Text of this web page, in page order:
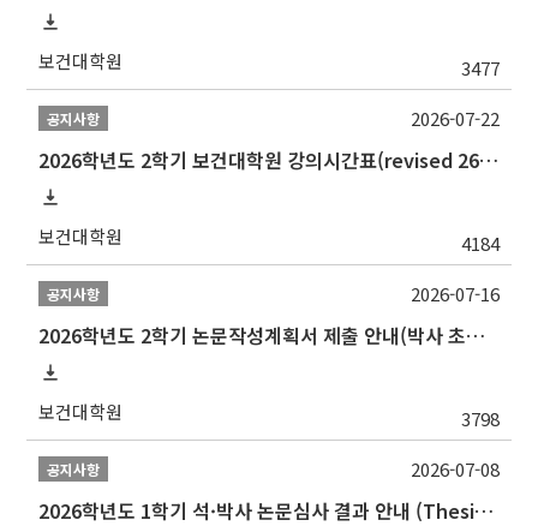
보건대학원 3477
공지사항
2026학년도 2학기 보건대학원 강의시간표(revised 260803)(2026 2nd SEMESTER SNU GSPH TIMETABLE)
보건대학원 4184
2026-07-22
공지사항
2026학년도 2학기 논문작성계획서 제출 안내(박사 초심 일정 포함)_Thesis Proposal
보건대학원 3798
2026-07-16
공지사항
2026학년도 1학기 석·박사 논문심사 결과 안내 (Thesis Defense Result)
2026-07-08